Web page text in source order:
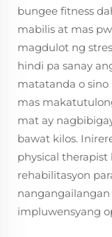
bungee fitness
mabilis at mas
magdulot ng
hindi pa sanay
matatanda o
mas
mat ay
bawat kilos.
physical
rehabilitasyon
impluwensyang